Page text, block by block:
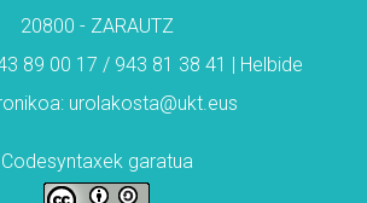
20800 - ZARAUTZ
89 00 17 / 943 81 38 41 | Helbide
urolakosta@ukt.eus
Codesyntaxek garatua